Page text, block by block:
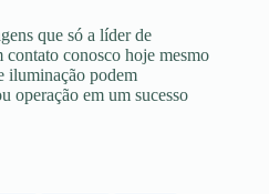
que só a líder de
contato conosco hoje mesmo
iluminação podem
operação em um sucesso